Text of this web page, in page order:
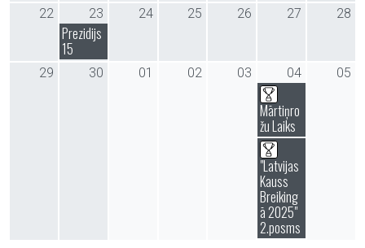
22 23 24 25 26 27 28
Prezidijs
15
29 30 01 02 03 04 05
Mārtiņro
žu Laiks
"Latvijas
Kauss
Breiking
ā 2025"
2.posms